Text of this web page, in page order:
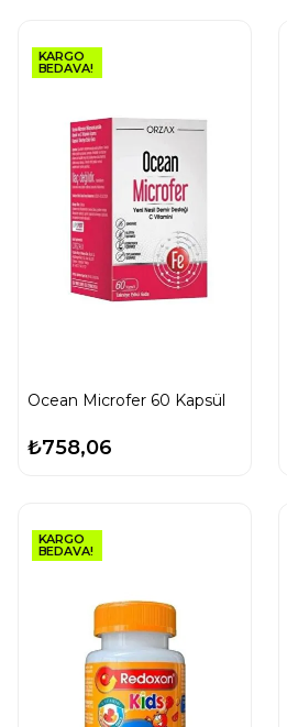
KARGO
BEDAVA!
Ocean Microfer 60 Kapsül
₺758,06
KARGO
BEDAVA!